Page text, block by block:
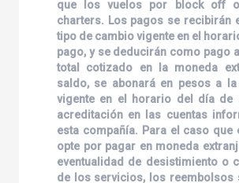
que los vuelos por block off
charters. Los pagos se recibirán
tipo de cambio vigente en el
pago, y se deducirán como pago
total cotizado en la moneda
saldo, se abonará en pesos a
vigente en el horario del día de
acreditación en las cuentas
esta compañía. Para el caso que
opte por pagar en moneda
eventualidad de desistimiento o
de los servicios, los reembolsos